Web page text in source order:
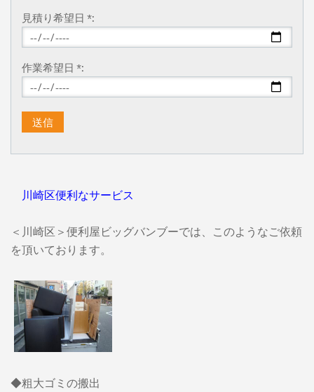
見積り希望日 *:
作業希望日 *:
川崎区便利なサービス
＜川崎区＞便利屋ビッグバンブーでは、このようなご依頼
を頂いております。
◆粗大ゴミの搬出